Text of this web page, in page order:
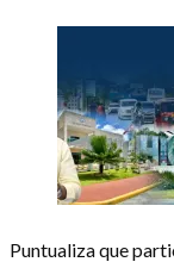
Puntualiza que